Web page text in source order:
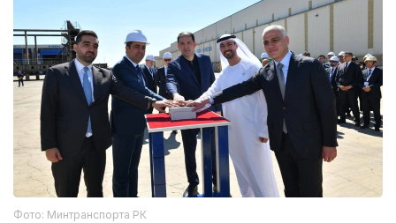
Фото: Минтранспорта РК